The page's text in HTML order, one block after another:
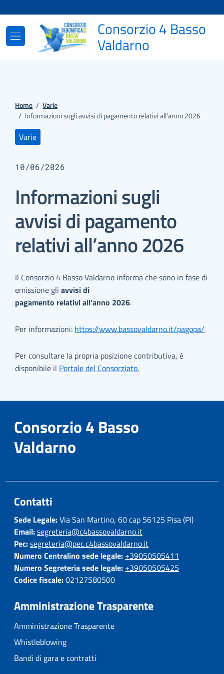
Consorzio 4 Basso
Valdarno
Home / Varie
/ Informazioni sugli avvisi di pagamento relativi all’anno 2026
Varie
10/06/2026
Informazioni sugli
avvisi di pagamento
relativi all’anno 2026
Il Consorzio 4 Basso Valdarno informa che sono in fase di
emissione gliavvisi di
pagamento relativi all’anno 2026.
Per informazioni: https://www.bassovaldarno.it/pagopa/
Per consultare la propria posizione contributiva, è
disponibile il Portale del Consorziato.
Consorzio 4 Basso
Valdarno
Contatti
Sede Legale:Via San Martino, 60 cap 56125 Pisa (PI)
Email:segreteria@c4bassovaldarno.it
Pec:segreteria@pec.c4bassovaldarno.it
Numero Centralino sede legale: +39050505411
Numero Segreteria sede legale: +39050505425
Codice fiscale:02127580500
Amministrazione Trasparente
Amministrazione Trasparente
Whistleblowing
Bandi di gara e contratti